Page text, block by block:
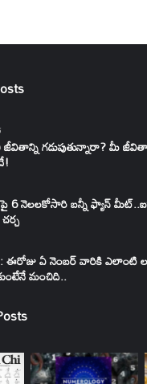
జీవితాన్ని గడుపుతున్నారా? మీ
6 నెలలకోసారి బన్నీ ఫ్యాన్
ఈరోజు ఏ నెంబర్ వారికి ఎలాంటి లక్
మంచిది..